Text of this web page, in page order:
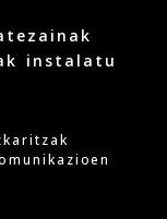
instalatu